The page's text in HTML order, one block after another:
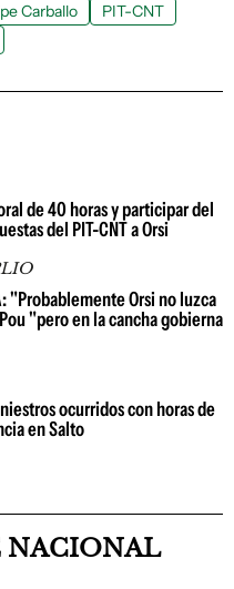
Carballo
PIT-CNT
de 40 horas y participar del
del PIT-CNT a Orsi
"Probablemente Orsi no luzca
"pero en la cancha gobierna
ocurridos con horas de
en Salto
NACIONAL